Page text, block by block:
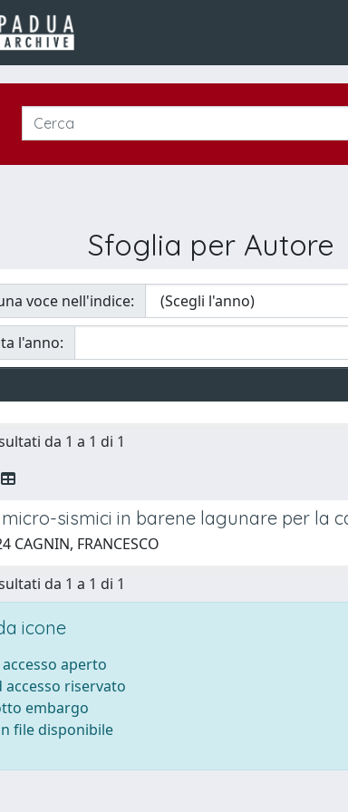
Sfoglia per Autore
voce nell'indice:
l'anno:
da 1 a 1 di 1
sismici in barene lagunare per la
CAGNIN, FRANCESCO
da 1 a 1 di 1
icone
aperto
accesso riservato
embargo
file disponibile